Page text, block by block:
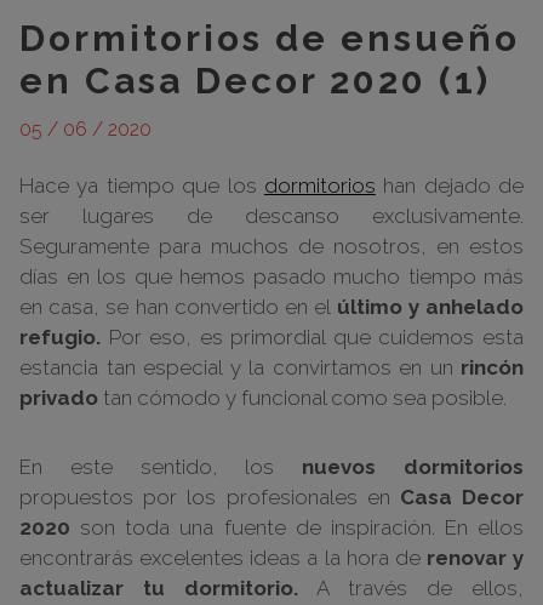
Dormitorios de ensueño
en Casa Decor 2020 (1)
05 / 06 / 2020
Hace ya tiempo que los dormitorios han dejado de
ser lugares de descanso exclusivamente.
Seguramente para muchos de nosotros, en estos
días en los que hemos pasado mucho tiempo más
en casa, se han convertido en el último y anhelado
refugio. Por eso, es primordial que cuidemos esta
estancia tan especial y la convirtamos en un rincón
privado tan cómodo y funcional como sea posible.
En este sentido, los nuevos dormitorios
propuestos por los profesionales en Casa Decor
2020 son toda una fuente de inspiración. En ellos
encontrarás excelentes ideas a la hora de renovar y
actualizar tu dormitorio. A través de ellos,